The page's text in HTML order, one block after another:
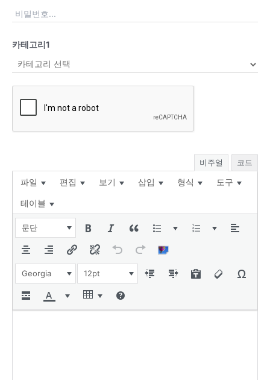
카테고리1
비주얼 코드
파일 편집 보기 삽입 형식 도구
테이블
문단
Georgia 12pt